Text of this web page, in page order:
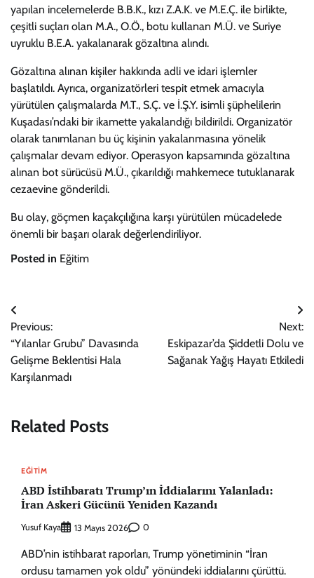
yapılan incelemelerde B.B.K., kızı Z.A.K. ve M.E.Ç. ile birlikte,
çeşitli suçları olan M.A., O.Ö., botu kullanan M.Ü. ve Suriye
uyruklu B.E.A. yakalanarak gözaltına alındı.
Gözaltına alınan kişiler hakkında adli ve idari işlemler
başlatıldı. Ayrıca, organizatörleri tespit etmek amacıyla
yürütülen çalışmalarda M.T., S.Ç. ve İ.Ş.Y. isimli şüphelilerin
Kuşadası’ndaki bir ikamette yakalandığı bildirildi. Organizatör
olarak tanımlanan bu üç kişinin yakalanmasına yönelik
çalışmalar devam ediyor. Operasyon kapsamında gözaltına
alınan bot sürücüsü M.Ü., çıkarıldığı mahkemece tutuklanarak
cezaevine gönderildi.
Bu olay, göçmen kaçakçılığına karşı yürütülen mücadelede
önemli bir başarı olarak değerlendiriliyor.
Posted in Eğitim
Yazı
gezinmesi
Previous:
“Yılanlar Grubu” Davasında
Gelişme Beklentisi Hala
Karşılanmadı
Next:
Eskipazar’da Şiddetli Dolu ve
Sağanak Yağış Hayatı Etkiledi
Related Posts
EĞITIM
ABD İstihbaratı Trump’ın İddialarını Yalanladı:
İran Askeri Gücünü Yeniden Kazandı
Yusuf Kaya 13 Mayıs 2026 0
ABD’nin istihbarat raporları, Trump yönetiminin “İran
ordusu tamamen yok oldu” yönündeki iddialarını çürüttü.